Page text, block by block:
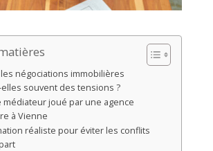
négociations immobilières
souvent des tensions ?
médiateur joué par une agence
à Vienne
réaliste pour éviter les conflits